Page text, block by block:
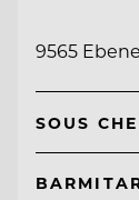
9565
SOUS